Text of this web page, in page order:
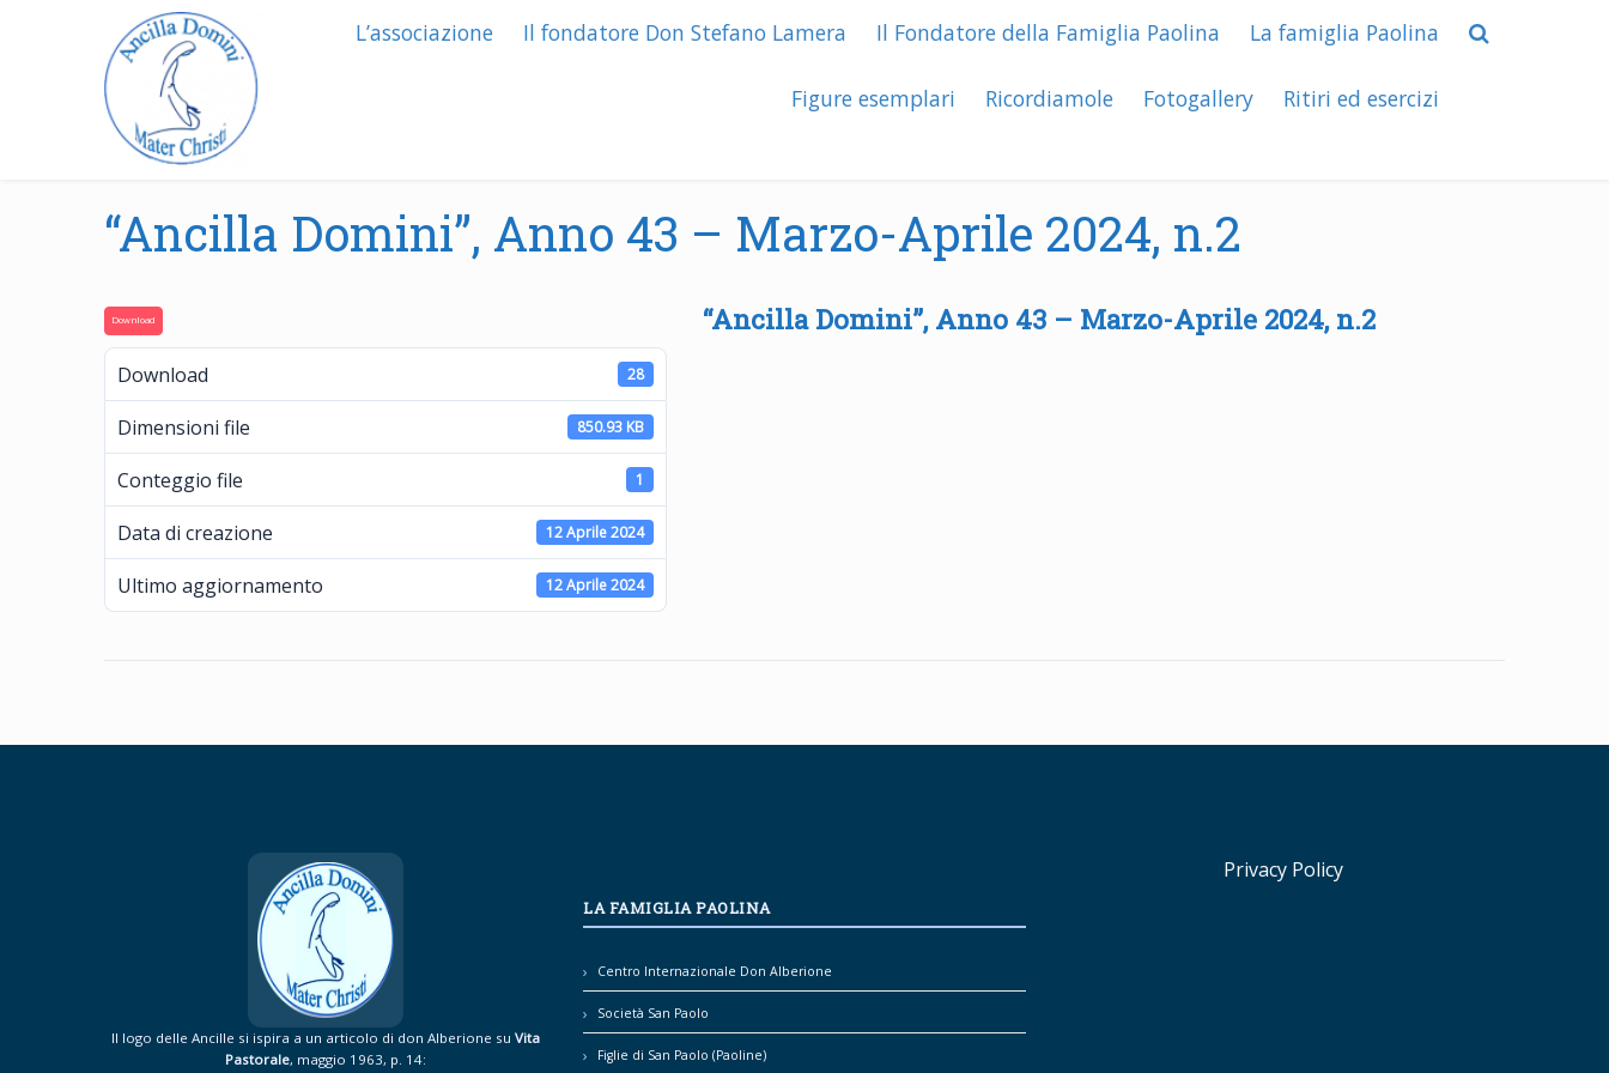
L’associazione Il fondatore Don Stefano Lamera Il Fondatore della Famiglia Paolina La famiglia Paolina
Figure esemplari Ricordiamole Fotogallery Ritiri ed esercizi
“Ancilla Domini”, Anno 43 – Marzo-Aprile 2024, n.2
Download
Download 28
Dimensioni file 850.93 KB
Conteggio file 1
Data di creazione 12 Aprile 2024
Ultimo aggiornamento 12 Aprile 2024
“Ancilla Domini”, Anno 43 – Marzo-Aprile 2024, n.2
Il logo delle Ancille si ispira a un articolo di don Alberione su Vita
Pastorale, maggio 1963, p. 14:
LA FAMIGLIA PAOLINA
Centro Internazionale Don Alberione
Società San Paolo
Figlie di San Paolo (Paoline)
Privacy Policy